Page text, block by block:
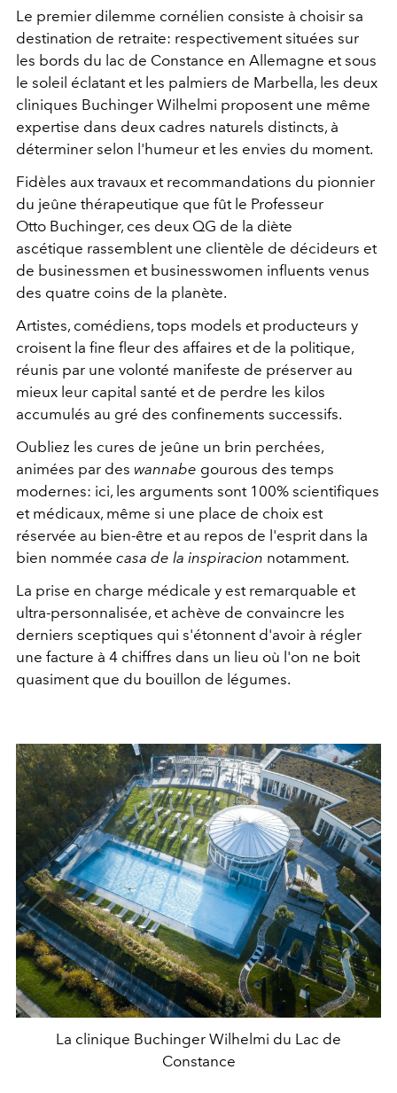
Le premier dilemme cornélien consiste à choisir sa
destination de retraite: respectivement situées sur
les bords du lac de Constance en Allemagne et sous
le soleil éclatant et les palmiers de Marbella, les deux
cliniques Buchinger Wilhelmi proposent une même
expertise dans deux cadres naturels distincts, à
déterminer selon l'humeur et les envies du moment.
Fidèles aux travaux et recommandations du pionnier
du jeûne thérapeutique que fût le Professeur
Otto Buchinger, ces deux QG de la diète
ascétique rassemblent une clientèle de décideurs et
de businessmen et businesswomen influents venus
des quatre coins de la planète.
Artistes, comédiens, tops models et producteurs y
croisent la fine fleur des affaires et de la politique,
réunis par une volonté manifeste de préserver au
mieux leur capital santé et de perdre les kilos
accumulés au gré des confinements successifs.
Oubliez les cures de jeûne un brin perchées,
animées par des wannabe gourous des temps
modernes: ici, les arguments sont 100% scientifiques
et médicaux, même si une place de choix est
réservée au bien-être et au repos de l'esprit dans la
bien nommée casa de la inspiracion notamment.
La prise en charge médicale y est remarquable et
ultra-personnalisée, et achève de convaincre les
derniers sceptiques qui s'étonnent d'avoir à régler
une facture à 4 chiffres dans un lieu où l'on ne boit
quasiment que du bouillon de légumes.
La clinique Buchinger Wilhelmi du Lac de
Constance